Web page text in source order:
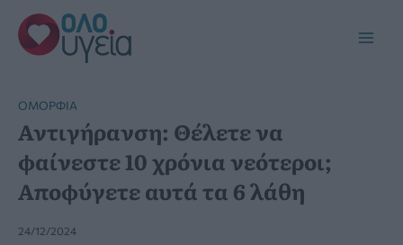
Μετάβαση
στο
περιεχόμενο
ΟΜΟΡΦΙΆ
Αντιγήρανση: Θέλετε να
φαίνεστε 10 χρόνια νεότεροι;
Αποφύγετε αυτά τα 6 λάθη
24/12/2024